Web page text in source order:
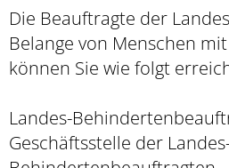
Die Beauftragte der
Belange von Menschen
können Sie wie folgt
Landes-
Geschäftsstelle der